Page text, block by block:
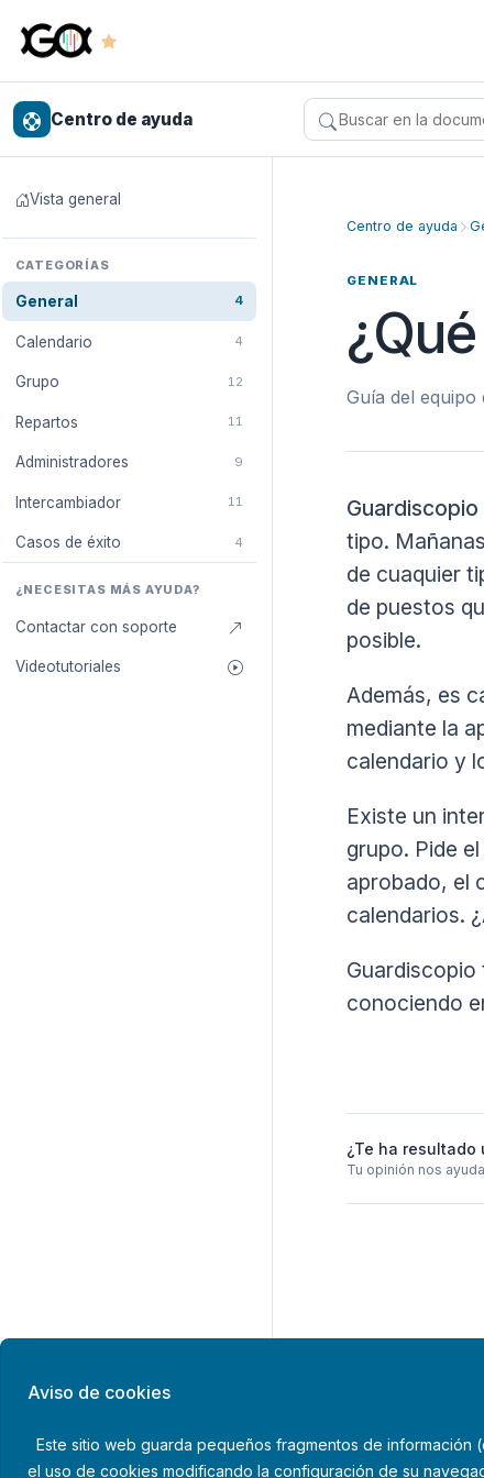
Aviso de cookies
Este sitio web guarda pequeños fragmentos de
el uso de cookies modificando la configuración de su
Centro de ayuda
Buscar en el centro
Vista general
CATEGORÍAS
General 4
Calendario 4
Grupo 12
Repartos 11
Administradores 9
Intercambiador 11
Casos de éxito 4
¿NECESITAS MÁS AYUDA?
Contactar con soporte
Videotutoriales
Centro de ayuda
GENERAL
Guía del equipo
Guardiscopio
tipo.
de cuaquier
de puestos
posible.
Además, es
mediante la
calendario y
Existe un
grupo. Pide
aprobado, el
calendarios.
Guardiscopio
conociendo
¿Te ha
Tu opinión nos